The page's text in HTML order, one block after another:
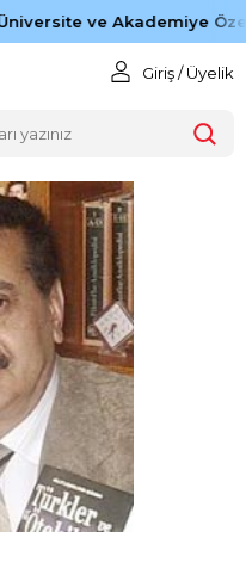
ve Akademiye
Giriş / Üyelik